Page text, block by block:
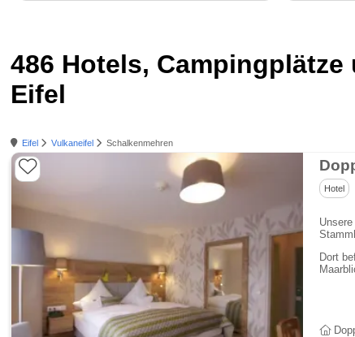
486 Hotels,
Eifel
Eifel Vulkaneifel Schalkenmehren
Hotel
Dort